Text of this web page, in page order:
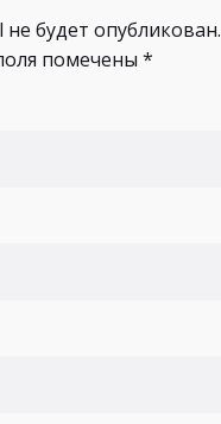
будет опубликован.
помечены *